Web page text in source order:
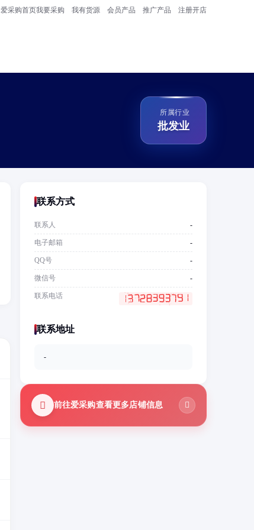
爱采购首页我要采购 我有货源 会员产品 推广产品 注册开店
所属行业
批发业
联系方式
联系人 -
电子邮箱 -
QQ号 -
微信号 -
联系电话
联系地址
-
前往爱采购查看更多店铺信息